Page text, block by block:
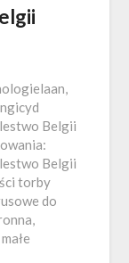
Belgii
Belgii
torby
do